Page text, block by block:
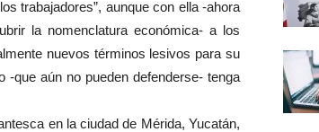
trabajadores”, aunque con ella -ahora
la nomenclatura económica- a los
nuevos términos lesivos para su
-que aún no pueden defenderse- tenga
en la ciudad de Mérida, Yucatán,